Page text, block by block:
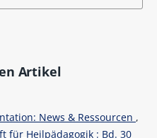
Artikel
News & Ressourcen ,
für Heilpädagogik : Bd. 30